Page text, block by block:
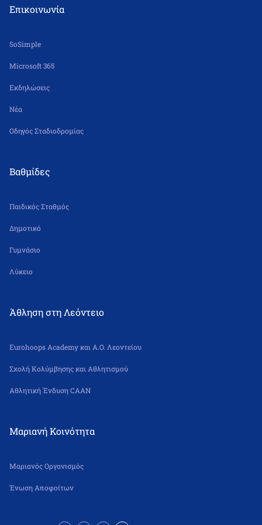
Επικοινωνία
SoSimple
Microsoft 365
Εκδηλώσεις
Νέα
Οδηγός Σταδιοδρομίας
Βαθμίδες
Παιδικός Σταθμός
Δημοτικό
Γυμνάσιο
Λύκειο
Άθληση στη Λεόντειο
Eurohoops Academy και Α.Ο. Λεοντείου
Σχολή Κολύμβησης και Αθλητισμού
Αθλητική Ένδυση CAAN
Μαριανή Κοινότητα
Μαριανός Οργανισμός
Ένωση Αποφοίτων